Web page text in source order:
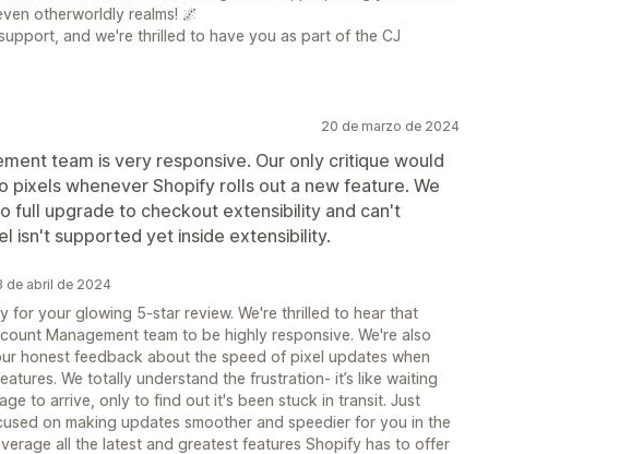
otherworldly realms! 🌌
and we're thrilled to have you as part of the CJ
20 de marzo de 2024
team is very responsive. Our only critique would
pixels whenever Shopify rolls out a new feature. We
full upgrade to checkout extensibility and can't
isn't supported yet inside extensibility.
de abril de 2024
for your glowing 5-star review. We're thrilled to hear that
Management team to be highly responsive. We're also
honest feedback about the speed of pixel updates when
We totally understand the frustration- it’s like waiting
to arrive, only to find out it's been stuck in transit. Just
on making updates smoother and speedier for you in the
all the latest and greatest features Shopify has to offer